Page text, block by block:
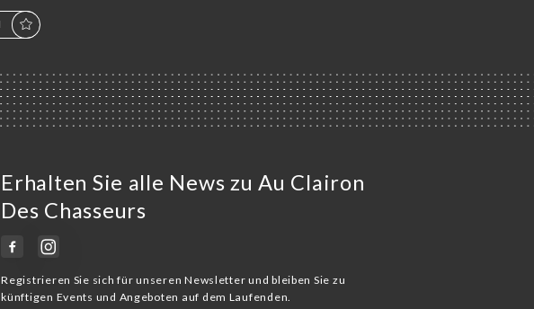
Erhalten Sie alle News zu Au Clairon
Des Chasseurs
Registrieren Sie sich für unseren Newsletter und bleiben Sie zu
künftigen Events und Angeboten auf dem Laufenden.